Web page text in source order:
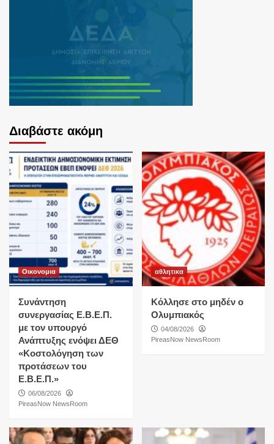
Διαβάστε ακόμη
Οικονομια
Συνάντηση
συνεργασίας Ε.Β.Ε.Π.
με τον υπουργό
Ανάπτυξης ενόψει ΔΕΘ
«Κοστολόγηση των
προτάσεων του
Ε.Β.Ε.Π.»
06/08/2026
PireasNow NewsRoom
αθλητικα
Κόλλησε στο μηδέν ο
Ολυμπιακός
04/08/2026
PireasNow NewsRoom